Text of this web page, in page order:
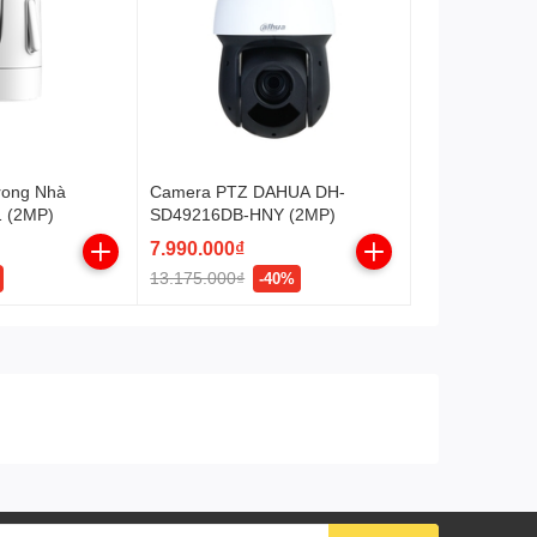
(AWB).
Tự động bù tín hiệu ảnh
(AGC).
Chống nhiễu (3D-DNR).
Phát hiện xâm nhập.
Bù sáng (BLC).
Nhà
(2MP)
Camera PTZ DAHUA DH-
SD49216DB-HNY (2MP)
7.990.000₫
13.175.000₫ -40%